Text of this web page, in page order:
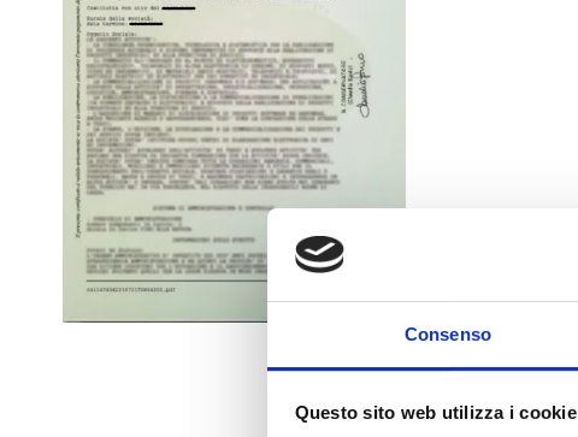
Consenso
Questo sito web utilizza i cookie